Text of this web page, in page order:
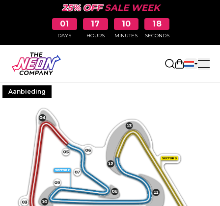
25% OFFSALE WEEK
01
DAYS
17
HOURS
10
MINUTES
18
SECONDS
Aanbieding